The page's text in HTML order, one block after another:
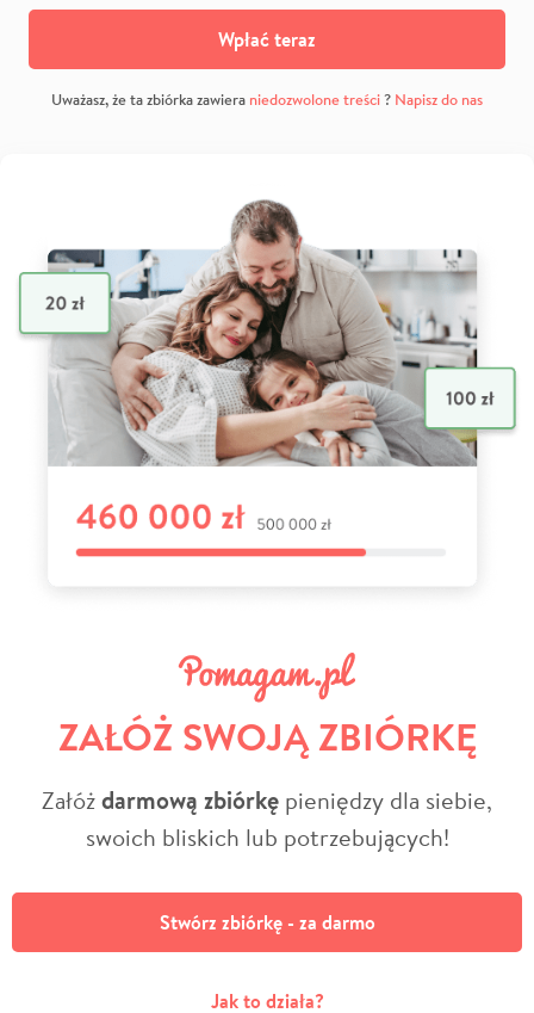
Wpłać teraz
Uważasz, że ta zbiórka zawiera niedozwolone treści? Napisz do nas
ZAŁÓŻ SWOJĄ ZBIÓRKĘ
Załóżdarmową zbiórkę pieniędzy dla siebie,
swoich bliskich lub potrzebujących!
Stwórz zbiórkę - za darmo
Jak to działa?